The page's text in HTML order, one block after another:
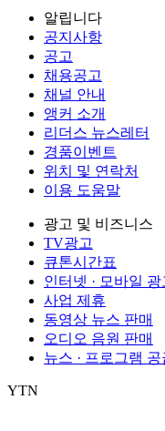
알립니다
공지사항
공고
채용공고
채널 안내
앵커 소개
리더스 뉴스레터
경품이벤트
위치 및 연락처
이용 도움말
광고 및 비즈니스
TV광고
큐톤시간표
인터넷 · 모바일 광
사업 제휴
동영상 뉴스 판매
오디오 음원 판매
뉴스 · 프로그램 공
YTN
서울특별시
서울특별